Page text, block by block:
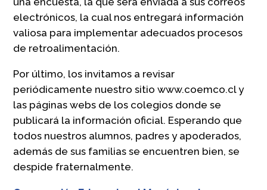
electrónicos, la cual nos entregará información
valiosa para implementar adecuados procesos
de retroalimentación.
Por último, los invitamos a revisar
periódicamente nuestro sitio www.coemco.cl y
las páginas webs de los colegios donde se
publicará la información oficial. Esperando que
todos nuestros alumnos, padres y apoderados,
además de sus familias se encuentren bien, se
despide fraternalmente.